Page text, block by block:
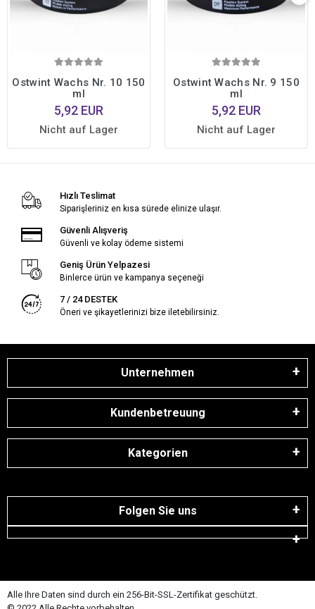
Ostwint Wachs Nr. 10 150
ml
5,92 EUR
Nicht auf Lager
Ostwint Wachs Nr. 9 150
ml
5,92 EUR
Nicht auf Lager
Hızlı Teslimat
Siparişleriniz en kısa sürede elinize ulaşır.
Güvenli Alışveriş
Güvenli ve kolay ödeme sistemi
Geniş Ürün Yelpazesi
Binlerce ürün ve kampanya seçeneği
7 / 24 DESTEK
Öneri ve şikayetlerinizi bize iletebilirsiniz.
Unternehmen
Kundenbetreuung
Kategorien
Folgen Sie uns
Alle Ihre Daten sind durch ein 256-Bit-SSL-Zertifikat geschützt.